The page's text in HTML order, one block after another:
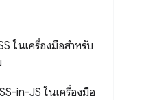
ในเครื่องมือสำหรับ
in-JS ในเครื่องมือ